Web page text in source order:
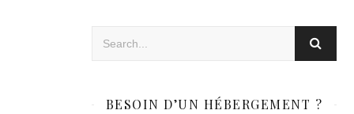
BESOIN D’UN HÉBERGEMENT ?